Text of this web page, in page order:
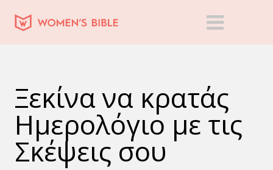
Ξεκίνα να κρατάς
Ημερολόγιο με τις
Σκέψεις σου